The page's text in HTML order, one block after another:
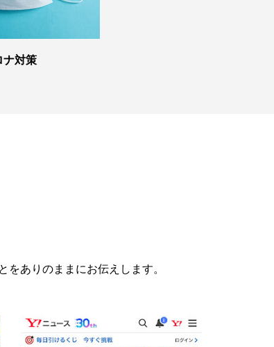
ナ対策
ありのままにお伝えします。